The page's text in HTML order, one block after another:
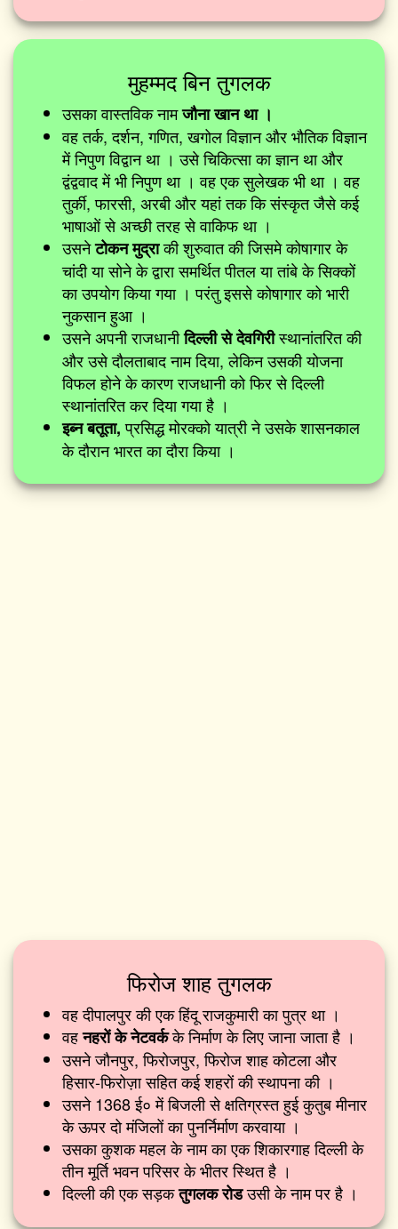
मुहम्मद बिन तुगलक
उसका वास्तविक नामजौना खान था ।
वह तर्क, दर्शन, गणित, खगोल विज्ञान और भौतिक विज्ञान
में निपुण विद्वान था । उसे चिकित्सा का ज्ञान था और
द्वंद्ववाद में भी निपुण था । वह एक सुलेखक भी था । वह
तुर्की, फारसी, अरबी और यहां तक कि संस्कृत जैसे कई
भाषाओं से अच्छी तरह से वाकिफ था ।
उसनेटोकन मुद्राकी शुरुवात की जिसमे कोषागार के
चांदी या सोने के द्वारा समर्थित पीतल या तांबे के सिक्कों
का उपयोग किया गया । परंतु इससे कोषागार को भारी
नुकसान हुआ ।
उसने अपनी राजधानीदिल्ली से देवगिरीस्थानांतरित की
और उसे दौलताबाद नाम दिया, लेकिन उसकी योजना
विफल होने के कारण राजधानी को फिर से दिल्ली
स्थानांतरित कर दिया गया है ।
इब्न बतूता,प्रसिद्ध मोरक्को यात्री ने उसके शासनकाल
के दौरान भारत का दौरा किया ।
फिरोज शाह तुगलक
वह दीपालपुर की एक हिंदू राजकुमारी का पुत्र था ।
वहनहरों के नेटवर्कके निर्माण के लिए जाना जाता है ।
उसने जौनपुर, फिरोजपुर, फिरोज शाह कोटला और
हिसार-फिरोज़ा सहित कई शहरों की स्थापना की ।
उसने 1368 ई० में बिजली से क्षतिग्रस्त हुई कुतुब मीनार
के ऊपर दो मंजिलों का पुनर्निर्माण करवाया ।
उसका कुशक महल के नाम का एक शिकारगाह दिल्ली के
तीन मूर्ति भवन परिसर के भीतर स्थित है ।
दिल्ली की एक सड़कतुगलक रोडउसी के नाम पर है ।